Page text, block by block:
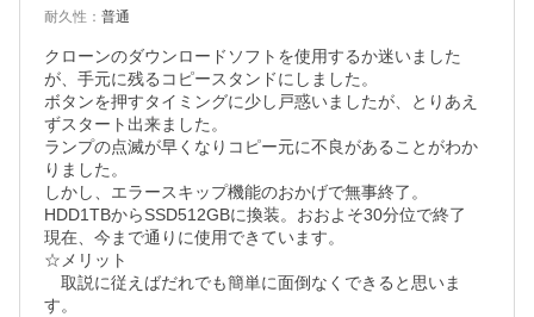
耐久性 ： 普通
クローンのダウンロードソフトを使用するか迷いました
が、手元に残るコピースタンドにしました。
ボタンを押すタイミングに少し戸惑いましたが、とりあえ
ずスタート出来ました。
ランプの点滅が早くなりコピー元に不良があることがわか
りました。
しかし、エラースキップ機能のおかげで無事終了。
HDD1TBからSSD512GBに換装。おおよそ30分位で終了
現在、今まで通りに使用できています。
☆メリット
取説に従えばだれでも簡単に面倒なくできると思いま
す。